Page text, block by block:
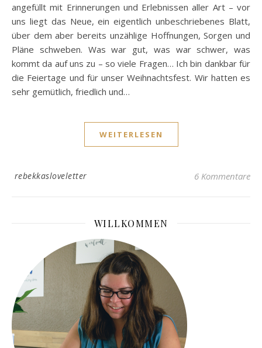
angefüllt mit Erinnerungen und Erlebnissen aller Art – vor
uns liegt das Neue, ein eigentlich unbeschriebenes Blatt,
über dem aber bereits unzählige Hoffnungen, Sorgen und
Pläne schweben. Was war gut, was war schwer, was
kommt da auf uns zu – so viele Fragen… Ich bin dankbar für
die Feiertage und für unser Weihnachtsfest. Wir hatten es
sehr gemütlich, friedlich und…
WEITERLESEN
rebekkasloveletter 6 Kommentare
WILLKOMMEN